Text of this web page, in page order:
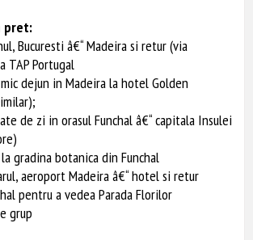
pret:
Bucuresti â€“ Madeira si retur (via
TAP Portugal
dejun in Madeira la hotel Golden
de zi in orasul Funchal â€“ capitala Insulei
gradina botanica din Funchal
aeroport Madeira â€“ hotel si retur
pentru a vedea Parada Florilor
grup